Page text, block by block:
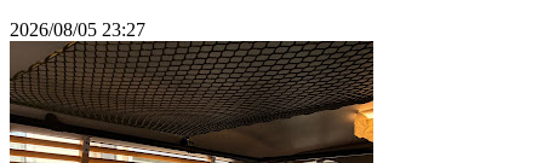
2026/08/05 23:27